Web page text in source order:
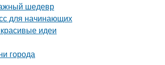
шедевр
для начинающих
идеи
города